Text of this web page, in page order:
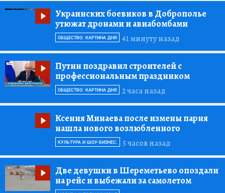
Украинских боевиков в Доброполье
утюжат дронами и авиабомбами
41 минуту назад
ОБЩЕСТВО: КАРТИНА ДНЯ
Путин поздравил строителей с
профессиональным праздником
2 часа назад
ОБЩЕСТВО: КАРТИНА ДНЯ
Ксения Минаева после измены парня
нашла нового возлюбленного
5 часов назад
КУЛЬТУРА И ШОУ-БИЗНЕС.
Две девушки в Шереметьево опоздали
на рейс и выбежали за самолетом